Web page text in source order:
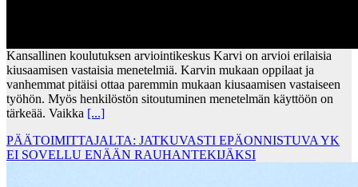
Kansallinen koulutuksen arviointikeskus Karvi on arvioi erilaisia
kiusaamisen vastaisia menetelmiä. Karvin mukaan oppilaat ja
vanhemmat pitäisi ottaa paremmin mukaan kiusaamisen vastaiseen
työhön. Myös henkilöstön sitoutuminen menetelmän käyttöön on
tärkeää. Vaikka [...]
PÄÄTOIMITTAJALTA: JATKUVASTI EPÄONNISTUVA YK
EI SOVELLU ENÄÄN RAUHANTEKIJÄKSI